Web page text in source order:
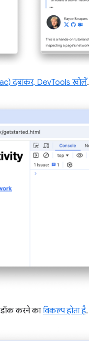
दबाकर, DevTools खोलें.
करने काविकल्प होता है.